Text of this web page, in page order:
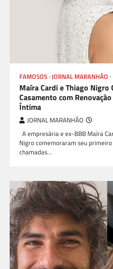
FAMOSOS JORNAL MARANHÃO
Maíra Cardi e Thiago Nigro
Casamento com
Íntima
JORNAL MARANHÃO
A empresária e ex-BBB Maíra
Nigro comemoraram seu
chamadas…